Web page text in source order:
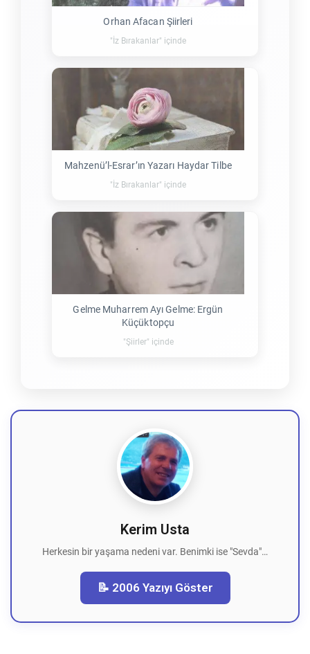
Orhan Afacan Şiirleri
"İz Bırakanlar" içinde
Mahzenü’l-Esrar’ın Yazarı Haydar Tilbe
"İz Bırakanlar" içinde
Gelme Muharrem Ayı Gelme: Ergün
Küçüktopçu
"Şiirler" içinde
Kerim Usta
Herkesin bir yaşama nedeni var. Benimki ise "Sevda"…
📝 2006 Yazıyı Göster